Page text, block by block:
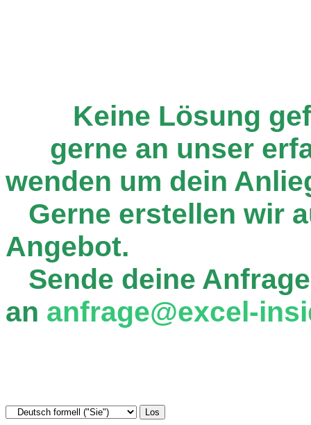
Keine Lösung
gerne an unser
wenden um dein
Gerne erstellen wir
Angebot.
Sende deine
an anfrage@excel-